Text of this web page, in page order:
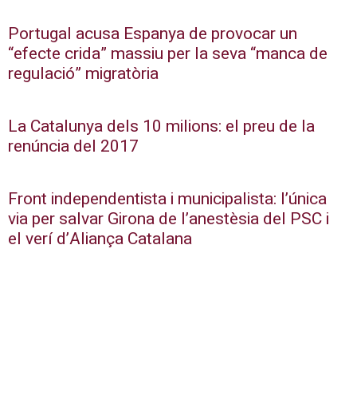
Portugal acusa Espanya de provocar un
“efecte crida” massiu per la seva “manca de
regulació” migratòria
La Catalunya dels 10 milions: el preu de la
renúncia del 2017
Front independentista i municipalista: l’única
via per salvar Girona de l’anestèsia del PSC i
el verí d’Aliança Catalana